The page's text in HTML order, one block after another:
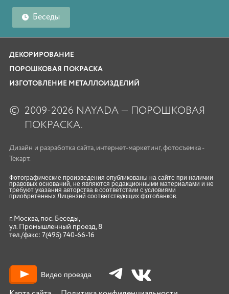
Беседы
ДЕКОРИРОВАНИЕ
ПОРОШКОВАЯ ПОКРАСКА
ИЗГОТОВЛЕНИЕ МЕТАЛЛОИЗДЕЛИЙ
© 2009-2026 NAYADA — ПОРОШКОВАЯ
ПОКРАСКА.
Дизайн и разработка сайта, интернет-маркетинг, фотосъемка -
Текарт.
Фотографические произведения опубликованы на сайте при наличии
правовых оснований, не являются редакционными материалами и не
требуют указания авторства в соответствии с условиями
приобретенных Лицензий соответствующих фотобанков.
г. Москва, пос. Беседы,
ул. Промышленный проезд, 8
тел./факс: 7(495) 740-66-16
Видео проезда